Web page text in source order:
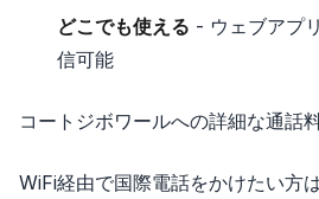
どこでも使える - ウェブアプ
信可能
コートジボワールへの詳細な通話
WiFi経由で国際電話をかけたい方は